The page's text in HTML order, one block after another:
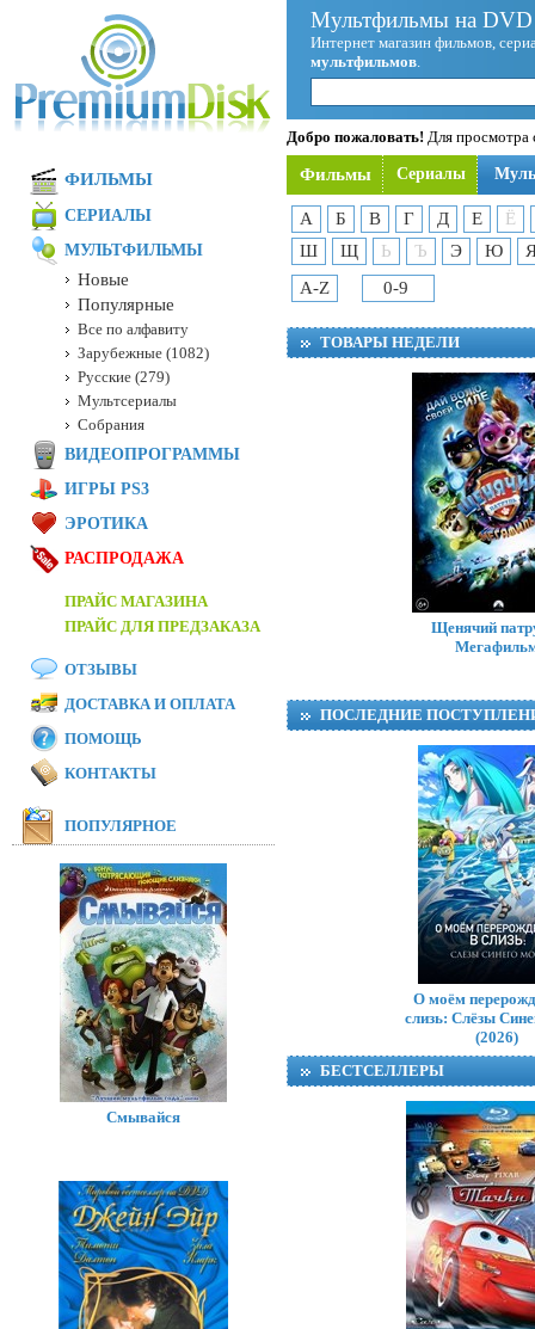
Мультфильмы на
Интернет магазин фильмов,
мультфильмов.
Добро пожаловать! Для просмотра
Фильмы Сериалы
А Б В Г Д Е
Ё
Ш
Щ Ь Ъ Э Ю
A-Z
0-9
ТОВАРЫ НЕДЕЛИ
Щенячий
ПОСЛЕДНИЕ
О моём
слизь: Слёзы
(2026)
БЕСТСЕЛЛЕРЫ
ФИЛЬМЫ
СЕРИАЛЫ
МУЛЬТФИЛЬМЫ
Новые
Популярные
Все по алфавиту
Зарубежные (1082)
Русские (279)
Мультсериалы
Собрания
ВИДЕОПРОГРАММЫ
ИГРЫ PS3
ЭРОТИКА
РАСПРОДАЖА
ПРАЙС МАГАЗИНА
ПРАЙС ДЛЯ ПРЕДЗАКАЗА
ОТЗЫВЫ
ДОСТАВКА И ОПЛАТА
ПОМОЩЬ
КОНТАКТЫ
ПОПУЛЯРНОЕ
Смывайся